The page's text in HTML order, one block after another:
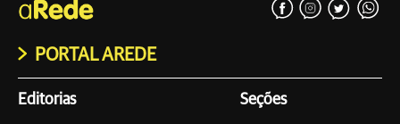
PORTAL AREDE
Editorias Seções